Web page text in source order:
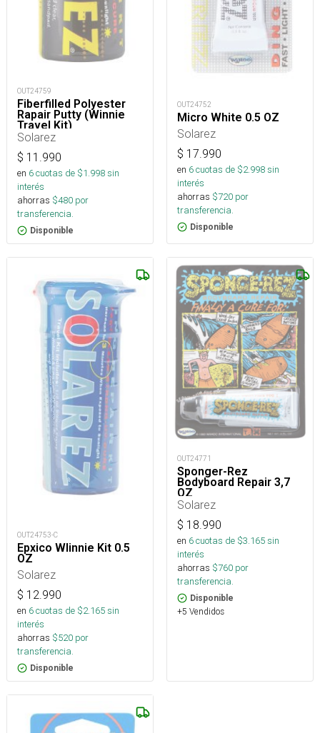
OUT24759
Fiberfilled Polyester
Rapair Putty (Winnie
Travel Kit)
Solarez
$ 11.990
en 6cuotas de $1.998sin
interés
ahorras $480 por
transferencia.
Disponible
OUT24752
Micro White 0.5 OZ
Solarez
$ 17.990
en 6cuotas de $2.998sin
interés
ahorras $720 por
transferencia.
Disponible
OUT24753-C
Epxico WIinnie Kit 0.5
OZ
Solarez
$ 12.990
en 6cuotas de $2.165sin
interés
ahorras $520 por
transferencia.
Disponible
OUT24771
Sponger-Rez
Bodyboard Repair 3,7
OZ
Solarez
$ 18.990
en 6cuotas de $3.165sin
interés
ahorras $760 por
transferencia.
Disponible
+5 Vendidos